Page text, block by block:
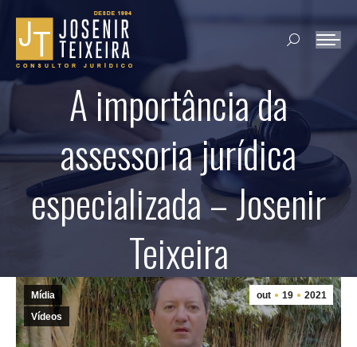
Search:
A importância da
assessoria jurídica
especializada – Josenir
Teixeira
out 19 2021
Mídia
Vídeos